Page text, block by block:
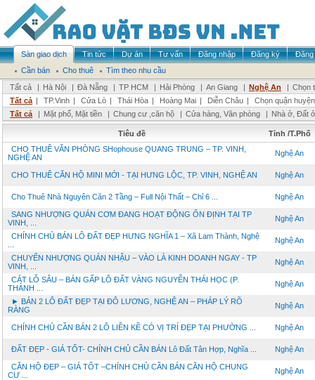
Sàn giao dịch Tin tức Dự án Tư vấn Đăng nhập Đăng ký
Đăng
Cần bán
Cho thuê
Tìm theo nhu cầu
Tất cả
| Hà Nội | Đà Nẵng | TP HCM | Hải Phòng | An Giang | Nghệ An | Chọn
Tất cả | TP.Vinh | Cửa Lò | Thái Hòa | Hoàng Mai | Diễn Châu |
Chọn quận
Tất cả
| Mặt phố, Mặt tiền | Chung cư ,căn hộ | Cửa hàng, Văn phòng | Nhà ở, Đất ở
Tiêu đề
Tỉnh /T.Phố
CHO THUÊ VĂN PHÒNG SHophouse QUANG TRUNG – TP. VINH,
NGHỆ AN
Nghệ An
CHO THUÊ CĂN HỘ MINI MỚI - TẠI HƯNG LỘC, TP. VINH, NGHỆ AN Nghệ An
Cho Thuê Nhà Nguyên Căn 2 Tầng – Full Nội Thất – Chỉ 6 ... Nghệ An
SANG NHƯỢNG QUÁN CƠM ĐANG HOẠT ĐỘNG ỔN ĐỊNH TẠI TP
VINH, ...
Nghệ An
CHÍNH CHỦ BÁN LÔ ĐẤT ĐẸP HƯNG NGHĨA 1 – Xã Lam Thành, Nghệ
Nghệ An
CHUYỂN NHƯỢNG QUÁN NHẬU – VÀO LÀ KINH DOANH NGAY - TP
VINH, ...
Nghệ An
CẮT LỖ SÂU – BÁN GẤP LÔ ĐẤT VÀNG NGUYỄN THÁI HỌC (P.
THÀNH ...
Nghệ An
► BÁN 2 LÔ ĐẤT ĐẸP TẠI ĐÔ LƯƠNG, NGHỆ AN – PHÁP LÝ RÕ
RÀNG
Nghệ An
CHÍNH CHỦ CẦN BÁN 2 LÔ LIỀN KỀ CÓ VỊ TRÍ ĐẸP TẠI PHƯỜNG ... Nghệ An
ĐẤT ĐẸP - GIÁ TỐT- CHÍNH CHỦ CẦN BÁN Lô Đất Tân Hợp, Nghĩa ... Nghệ An
CĂN HỘ ĐẸP – GIÁ TỐT –CHÍNH CHỦ CẦN BÁN CĂN HỘ CHUNG
CƯ ...
Nghệ An